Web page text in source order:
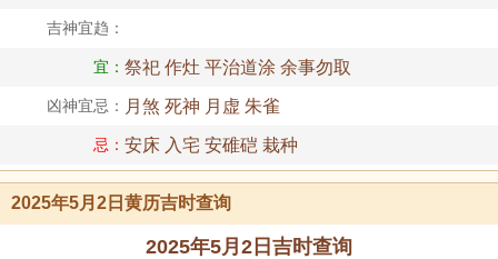
吉神宜趋：
宜： 祭祀 作灶 平治道涂 余事勿取
凶神宜忌： 月煞 死神 月虚 朱雀
忌： 安床 入宅 安碓硙 栽种
2025年5月2日黄历吉时查询
2025年5月2日吉时查询